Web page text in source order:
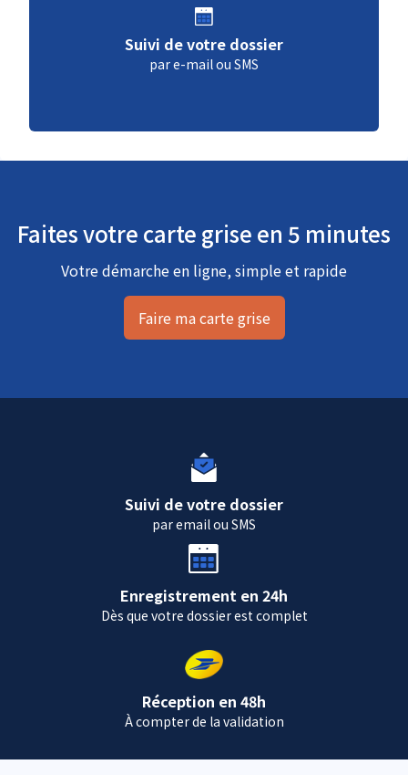
Suivi de votre dossier
par e-mail ou SMS
Faites votre carte grise en 5 minutes
Votre démarche en ligne, simple et rapide
Faire ma carte grise
Suivi de votre dossier
par email ou SMS
Enregistrement en 24h
Dès que votre dossier est complet
Réception en 48h
À compter de la validation